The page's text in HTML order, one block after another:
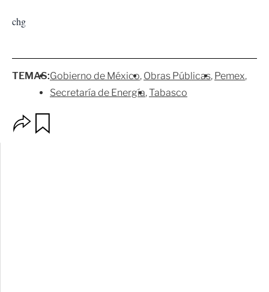
chg
TEMAS:Gobierno de México Obras Públicas Pemex
Secretaría de Energía Tabasco
p